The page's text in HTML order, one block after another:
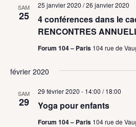
SAM
25
4 conférences dans le
RENCONTRES
25 janvier 2020 /26 janvier 2020
Forum 104 – Paris 104 rue de
février 2020
SAM
29 Yoga pour enfants
29 février 2020 - 14:00 /18:00
Forum 104 – Paris 104 rue de